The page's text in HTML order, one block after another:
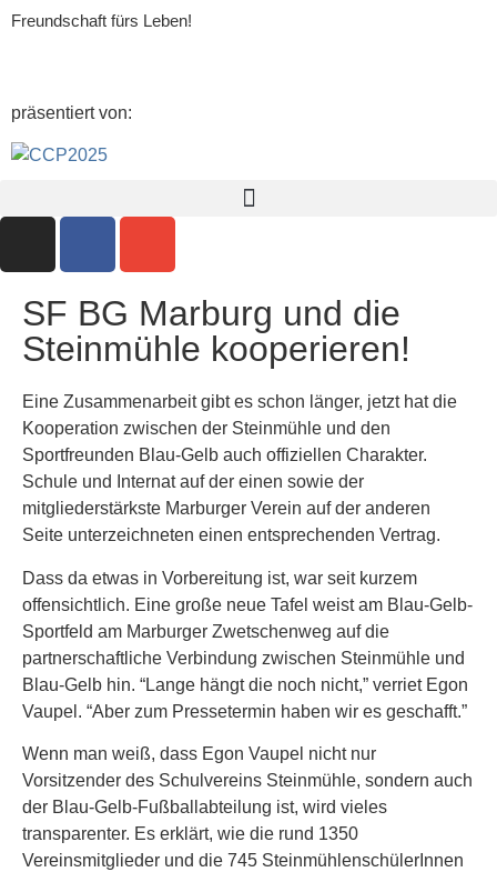
Freundschaft fürs Leben!
präsentiert von:
SF BG Marburg und die
Steinmühle kooperieren!
Eine Zusammenarbeit gibt es schon länger, jetzt hat die
Kooperation zwischen der Steinmühle und den
Sportfreunden Blau-Gelb auch offiziellen Charakter.
Schule und Internat auf der einen sowie der
mitgliederstärkste Marburger Verein auf der anderen
Seite unterzeichneten einen entsprechenden Vertrag.
Dass da etwas in Vorbereitung ist, war seit kurzem
offensichtlich. Eine große neue Tafel weist am Blau-Gelb-
Sportfeld am Marburger Zwetschenweg auf die
partnerschaftliche Verbindung zwischen Steinmühle und
Blau-Gelb hin. “Lange hängt die noch nicht,” verriet Egon
Vaupel. “Aber zum Pressetermin haben wir es geschafft.”
Wenn man weiß, dass Egon Vaupel nicht nur
Vorsitzender des Schulvereins Steinmühle, sondern auch
der Blau-Gelb-Fußballabteilung ist, wird vieles
transparenter. Es erklärt, wie die rund 1350
Vereinsmitglieder und die 745 SteinmühlenschülerInnen